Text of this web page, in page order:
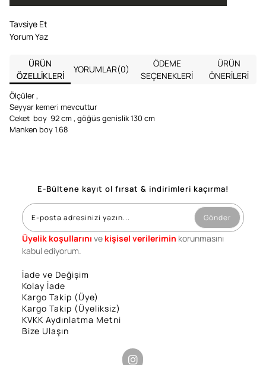
Tavsiye Et
Yorum Yaz
ÜRÜN
ÖZELLIKLERI
YORUMLAR(0)
ÖDEME
SEÇENEKLERI
ÜRÜN
ÖNERILERI
Ölçüler ,
Seyyar kemeri mevcuttur
Ceket boy 92 cm , göğüs genislik 130 cm
Manken boy 1.68
E-Bültene kayıt ol fırsat & indirimleri kaçırma!
Gönder
Üyelik koşullarını ve kişisel verilerimin korunmasını
kabul ediyorum.
İade ve Değişim
Kolay İade
Kargo Takip (Üye)
Kargo Takip (Üyeliksiz)
KVKK Aydınlatma Metni
Bize Ulaşın